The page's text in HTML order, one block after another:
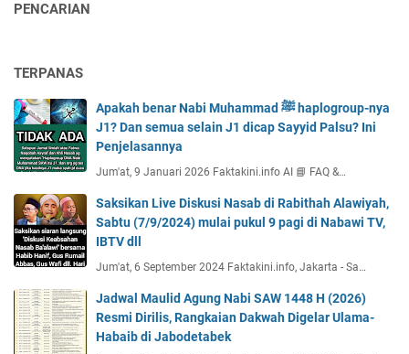
PENCARIAN
TERPANAS
Apakah benar Nabi Muhammad ﷺ haplogroup-nya
J1? Dan semua selain J1 dicap Sayyid Palsu? Ini
Penjelasannya
Jum'at, 9 Januari 2026 Faktakini.info AI 📘 FAQ &…
Saksikan Live Diskusi Nasab di Rabithah Alawiyah,
Sabtu (7/9/2024) mulai pukul 9 pagi di Nabawi TV,
IBTV dll
Jum'at, 6 September 2024 Faktakini.info, Jakarta - Sa…
Jadwal Maulid Agung Nabi SAW 1448 H (2026)
Resmi Dirilis, Rangkaian Dakwah Digelar Ulama-
Habaib di Jabodetabek